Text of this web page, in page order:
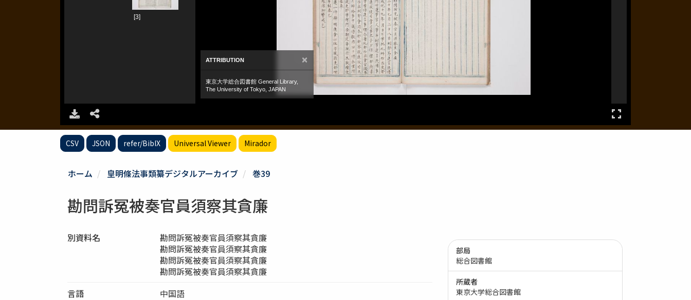
CSV JSON refer/BibIX Universal Viewer Mirador
ホーム 皇明條法事類纂デジタルアーカイブ 巻39
勘問訴冤被奏官員須察其貪廉
別資料名
勘問訴冤被奏官員須察其貪廉
勘問訴冤被奏官員須察其貪廉
勘問訴冤被奏官員須察其貪廉
勘問訴冤被奏官員須察其貪廉
言語
中国語
部局
総合図書館
所蔵者
東京大学総合図書館